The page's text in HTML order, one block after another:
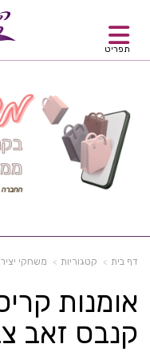
תפריט
דף בית קטגוריות משחקי
אומנות
קנבס זאב